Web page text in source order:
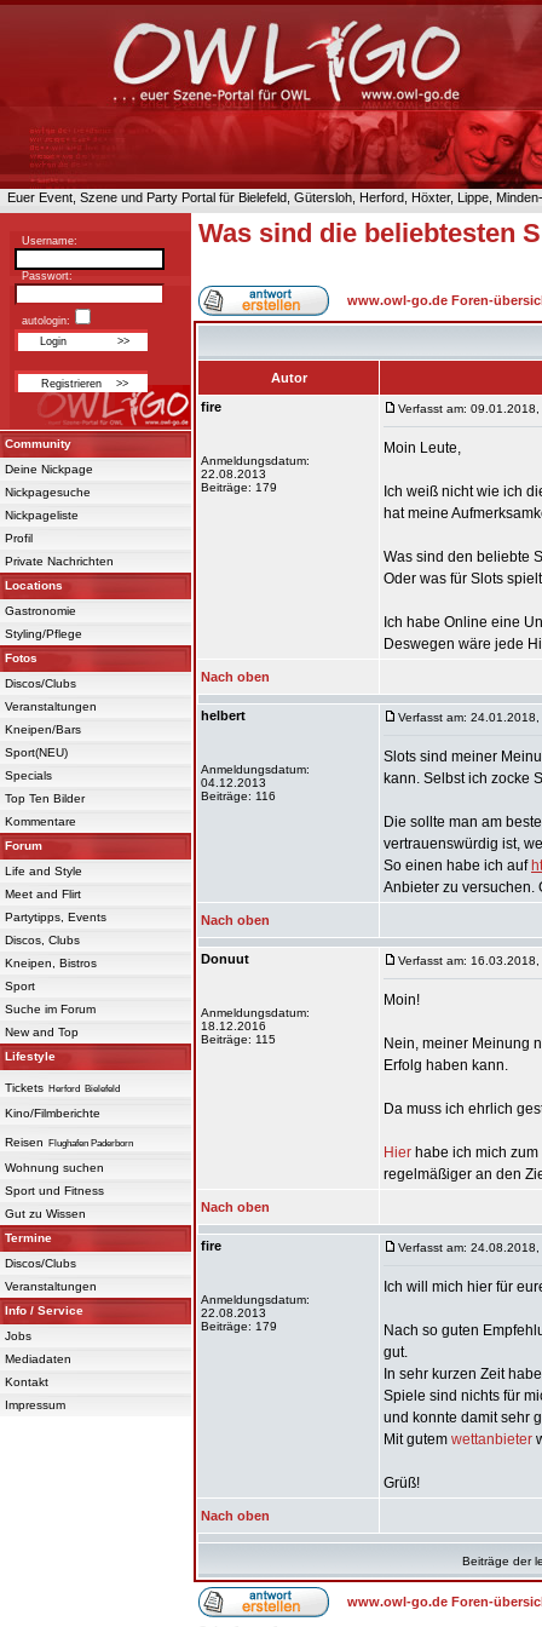
Euer Event, Szene und Party Portal für Bielefeld, Gütersloh, Herford, Höxter, Lippe,
Username:
Passwort:
autologin:
Community
Deine Nickpage
Nickpagesuche
Nickpageliste
Profil
Private Nachrichten
Locations
Gastronomie
Styling/Pflege
Fotos
Discos/Clubs
Veranstaltungen
Kneipen/Bars
Sport(NEU)
Specials
Top Ten Bilder
Kommentare
Forum
Life and Style
Meet and Flirt
Partytipps, Events
Discos, Clubs
Kneipen, Bistros
Sport
Suche im Forum
New and Top
Lifestyle
Tickets Herford Bielefeld
Kino/Filmberichte
Reisen Flughafen Paderborn
Wohnung suchen
Sport und Fitness
Gut zu Wissen
Termine
Discos/Clubs
Veranstaltungen
Info / Service
Jobs
Mediadaten
Kontakt
Impressum
Was sind die beliebtesten
www.owl-go.de Foren-
Autor
fire
Anmeldungsdatum:
22.08.2013
Beiträge: 179
Verfasst am:
Moin Leute,
Ich weiß nicht wie ich
hat meine
Was sind den beliebte
Oder was für Slots
Ich habe Online eine
Deswegen wäre jede
Nach oben
helbert
Anmeldungsdatum:
04.12.2013
Beiträge: 116
Verfasst am:
Slots sind meiner
kann. Selbst ich zocke
Die sollte man am
vertrauenswürdig ist,
So einen habe ich auf
Anbieter zu versuchen.
Nach oben
Donuut
Anmeldungsdatum:
18.12.2016
Beiträge: 115
Verfasst am:
Moin!
Nein, meiner Meinung
Erfolg haben kann.
Da muss ich ehrlich
Hier habe ich mich
regelmäßiger an den
Nach oben
fire
Anmeldungsdatum:
22.08.2013
Beiträge: 179
Verfasst am:
Ich will mich hier für
Nach so guten
gut.
In sehr kurzen Zeit
Spiele sind nichts für
und konnte damit sehr
Mit gutem wettanbieter
Grüß!
Nach oben
Beiträge der
www.owl-go.de Foren-